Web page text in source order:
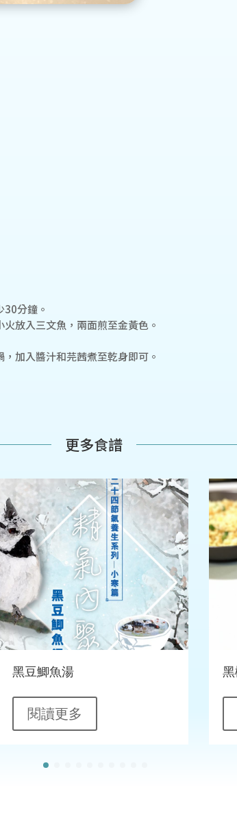
分鐘。
放入三文魚，兩面煎至金黃色。
加入醬汁和芫茜煮至乾身即可。
更多食譜
黑豆鯽魚湯
閱讀更多